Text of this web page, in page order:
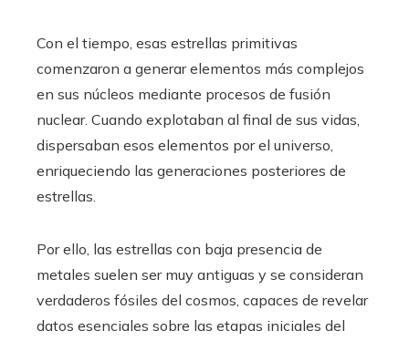
Con el tiempo, esas estrellas primitivas
comenzaron a generar elementos más complejos
en sus núcleos mediante procesos de fusión
nuclear. Cuando explotaban al final de sus vidas,
dispersaban esos elementos por el universo,
enriqueciendo las generaciones posteriores de
estrellas.
Por ello, las estrellas con baja presencia de
metales suelen ser muy antiguas y se consideran
verdaderos fósiles del cosmos, capaces de revelar
datos esenciales sobre las etapas iniciales del